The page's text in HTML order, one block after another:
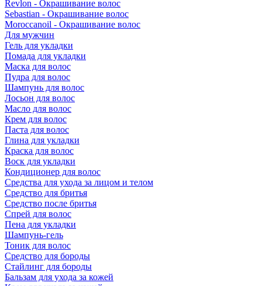
Revlon - Окрашивание волос
Sebastian - Окрашивание волос
Moroccanoil - Окрашивание волос
Для мужчин
Гель для укладки
Помада для укладки
Маска для волос
Пудра для волос
Шампунь для волос
Лосьон для волос
Масло для волос
Крем для волос
Паста для волос
Глина для укладки
Краска для волос
Воск для укладки
Кондиционер для волос
Средства для ухода за лицом и телом
Средство для бритья
Средство после бритья
Спрей для волос
Пена для укладки
Шампунь-гель
Тоник для волос
Средство для бороды
Стайлинг для бороды
Бальзам для ухода за кожей